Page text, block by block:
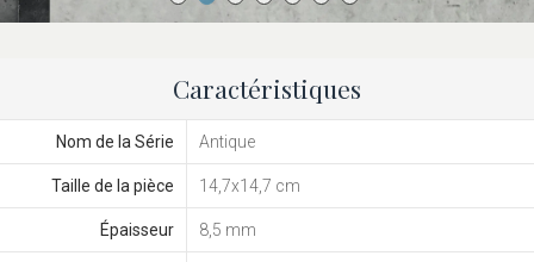
Caractéristiques
Nom de la Série Antique
Taille de la pièce 14,7x14,7 cm
Épaisseur 8,5 mm